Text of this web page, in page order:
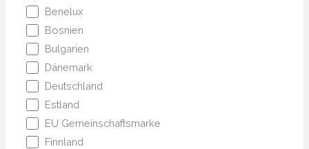
Benelux
Bosnien
Bulgarien
Dänemark
Deutschland
Estland
EU Gemeinschaftsmarke
Finnland